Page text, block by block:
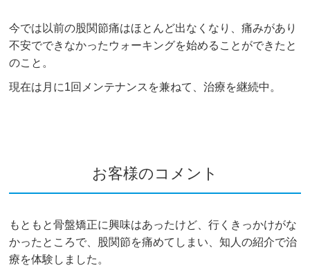
今では以前の股関節痛はほとんど出なくなり、痛みがあり
不安でできなかったウォーキングを始めることができたと
のこと。
現在は月に1回メンテナンスを兼ねて、治療を継続中。
お客様のコメント
もともと骨盤矯正に興味はあったけど、行くきっかけがな
かったところで、股関節を痛めてしまい、知人の紹介で治
療を体験しました。